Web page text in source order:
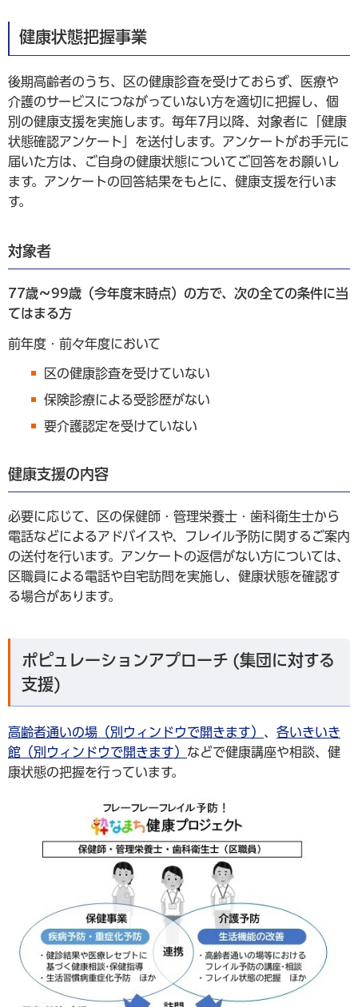
健康状態把握事業
後期高齢者のうち、区の健康診査を受けておらず、医療や
介護のサービスにつながっていない方を適切に把握し、個
別の健康支援を実施します。毎年7月以降、対象者に「健康
状態確認アンケート」を送付します。アンケートがお手元に
届いた方は、ご自身の健康状態についてご回答をお願いし
ます。アンケートの回答結果をもとに、健康支援を行いま
す。
対象者
77歳～99歳（今年度末時点）の方で、次の全ての条件に当
てはまる方
前年度・前々年度において
区の健康診査を受けていない
保険診療による受診歴がない
要介護認定を受けていない
健康支援の内容
必要に応じて、区の保健師・管理栄養士・歯科衛生士から
電話などによるアドバイスや、フレイル予防に関するご案内
の送付を行います。アンケートの返信がない方については、
区職員による電話や自宅訪問を実施し、健康状態を確認す
る場合があります。
ポピュレーションアプローチ (集団に対する
支援)
高齢者通いの場（別ウィンドウで開きます） 、 各いきいき
館（別ウィンドウで開きます） などで健康講座や相談、健
康状態の把握を行っています。